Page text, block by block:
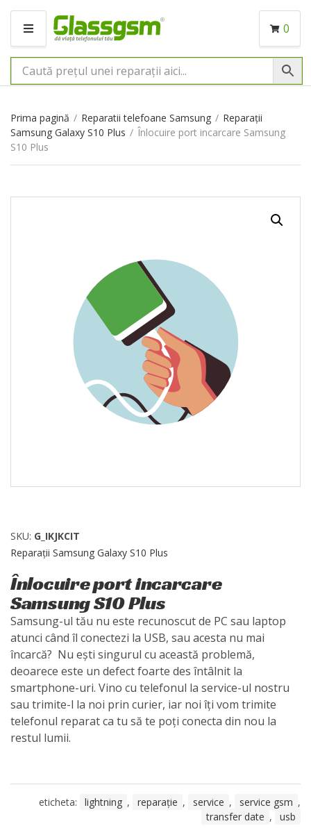
M
N
I
0
Prima pagină / Reparatii telefoane Samsung / Reparații
Samsung Galaxy S10 Plus / Înlocuire port incarcare Samsung
S10 Plus
SKU: G_IKJKCIT
Reparații Samsung Galaxy S10 Plus
Înlocuire port incarcare
Samsung S10 Plus
Samsung-ul tău nu este recunoscut de PC sau laptop
atunci când îl conectezi la USB, sau acesta nu mai
încarcă? Nu ești singurul cu această problemă,
deoarece este un defect foarte des întâlnit la
smartphone-uri. Vino cu telefonul la service-ul nostru
sau trimite-l la noi prin curier, iar noi îți vom trimite
telefonul reparat ca tu să te poți conecta din nou la
restul lumii.
eticheta: lightning , reparație , service , service gsm ,
transfer date , usb